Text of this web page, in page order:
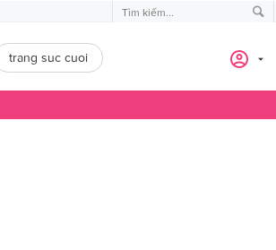
trang suc cuoi